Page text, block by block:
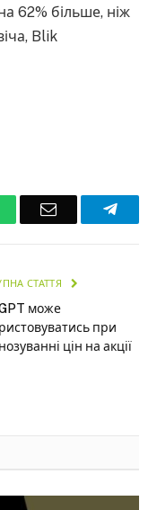
62% більше, ніж
Blik
Email
СТАТТЯ
може
при
цін на акції